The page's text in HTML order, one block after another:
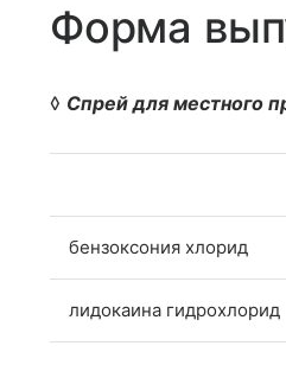
Форма
◊ Спрей для местного
бензоксония хлорид
лидокаина гидрохлорид